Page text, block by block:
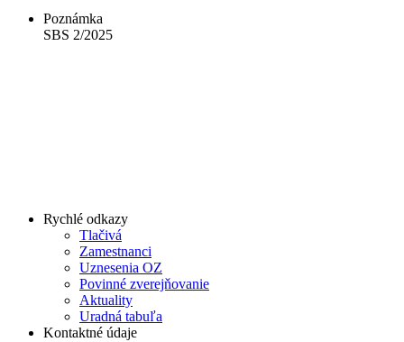
Poznámka
SBS 2/2025
Rychlé odkazy
Tlačivá
Zamestnanci
Uznesenia OZ
Povinné zverejňovanie
Aktuality
Uradná tabuľa
Kontaktné údaje